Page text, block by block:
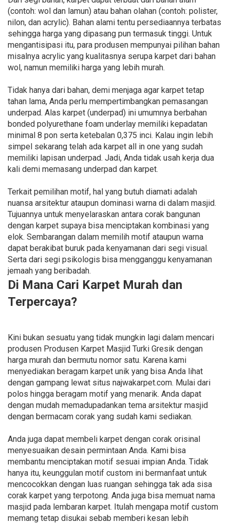
(contoh: wol dan lamun) atau bahan olahan (contoh: polister,
nilon, dan acrylic). Bahan alami tentu persediaannya terbatas
sehingga harga yang dipasang pun termasuk tinggi. Untuk
mengantisipasi itu, para produsen mempunyai pilihan bahan
misalnya acrylic yang kualitasnya serupa karpet dari bahan
wol, namun memiliki harga yang lebih murah.
Tidak hanya dari bahan, demi menjaga agar karpet tetap
tahan lama, Anda perlu mempertimbangkan pemasangan
underpad. Alas karpet (underpad) ini umumnya berbahan
bonded polyurethane foam underlay memiliki kepadatan
minimal 8 pon serta ketebalan 0,375 inci. Kalau ingin lebih
simpel sekarang telah ada karpet all in one yang sudah
memiliki lapisan underpad. Jadi, Anda tidak usah kerja dua
kali demi memasang underpad dan karpet.
Terkait pemilihan motif, hal yang butuh diamati adalah
nuansa arsitektur ataupun dominasi warna di dalam masjid.
Tujuannya untuk menyelaraskan antara corak bangunan
dengan karpet supaya bisa menciptakan kombinasi yang
elok. Sembarangan dalam memilih motif ataupun warna
dapat berakibat buruk pada kenyamanan dari segi visual.
Serta dari segi psikologis bisa mengganggu kenyamanan
jemaah yang beribadah.
Di Mana Cari Karpet Murah dan
Terpercaya?
Kini bukan sesuatu yang tidak mungkin lagi dalam mencari
produsen Produsen Karpet Masjid Turki Gresik dengan
harga murah dan bermutu nomor satu. Karena kami
menyediakan beragam karpet unik yang bisa Anda lihat
dengan gampang lewat situs najwakarpet.com. Mulai dari
polos hingga beragam motif yang menarik. Anda dapat
dengan mudah memadupadankan tema arsitektur masjid
dengan bermacam corak yang sudah kami sediakan.
Anda juga dapat membeli karpet dengan corak orisinal
menyesuaikan desain permintaan Anda. Kami bisa
membantu menciptakan motif sesuai impian Anda. Tidak
hanya itu, keunggulan motif custom ini bermanfaat untuk
mencocokkan dengan luas ruangan sehingga tak ada sisa
corak karpet yang terpotong. Anda juga bisa memuat nama
masjid pada lembaran karpet. Itulah mengapa motif custom
memang tetap disukai sebab memberi kesan lebih